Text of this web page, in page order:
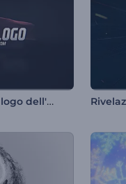
Rivelazione epica del logo dell'auto